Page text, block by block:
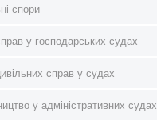
спори
у господарських судах
справ у судах
у адміністративних судах